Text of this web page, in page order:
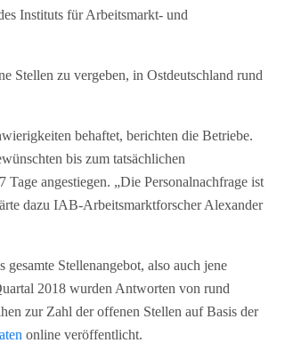
Instituts für Arbeitsmarkt- und
Stellen zu vergeben, in Ostdeutschland rund
behaftet, berichten die Betriebe.
bis zum tatsächlichen
angestiegen. „Die Personalnachfrage ist
dazu IAB-Arbeitsmarktforscher Alexander
Stellenangebot, also auch jene
2018 wurden Antworten von rund
zur Zahl der offenen Stellen auf Basis der
online veröffentlicht.